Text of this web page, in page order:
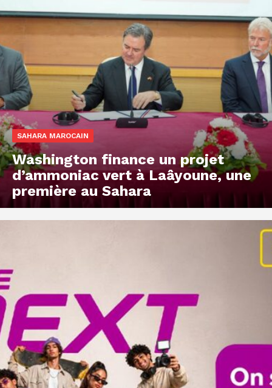
SAHARA MAROCAIN
Washington finance un projet
d’ammoniac vert à Laâyoune, une
première au Sahara